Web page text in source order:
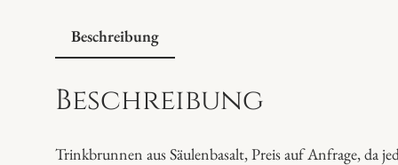
Beschreibung
Beschreibung
Trinkbrunnen aus Säulenbasalt, Preis auf Anfrage, da